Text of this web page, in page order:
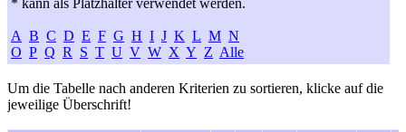
* kann als Platzhalter verwendet werden.
A B C D E F G H I J K L M N
O P Q R S T U V W X Y Z Alle
Um die Tabelle nach anderen Kriterien zu sortieren, klicke auf die
jeweilige Überschrift!